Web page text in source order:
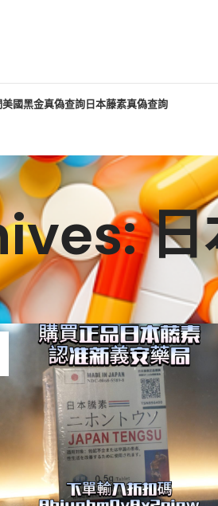
美國黑金真偽查詢日本藤素真偽查詢
日